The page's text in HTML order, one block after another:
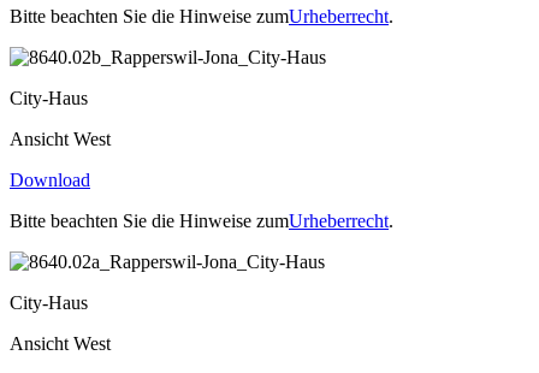
Bitte beachten Sie die Hinweise zumUrheberrecht.
City-Haus
Ansicht West
Download
Bitte beachten Sie die Hinweise zumUrheberrecht.
City-Haus
Ansicht West